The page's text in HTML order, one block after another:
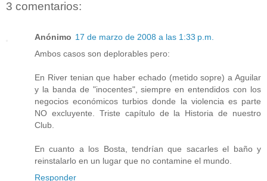
3 comentarios:
Anónimo 17 de marzo de 2008 a las 1:33 p.m.
Ambos casos son deplorables pero:
En River tenian que haber echado (metido sopre) a Aguilar
y la banda de "inocentes", siempre en entendidos con los
negocios económicos turbios donde la violencia es parte
NO excluyente. Triste capítulo de la Historia de nuestro
Club.
En cuanto a los Bosta, tendrían que sacarles el baño y
reinstalarlo en un lugar que no contamine el mundo.
Responder